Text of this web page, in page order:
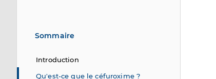
Sommaire
Introduction
Qu'est-ce que le céfuroxime ?